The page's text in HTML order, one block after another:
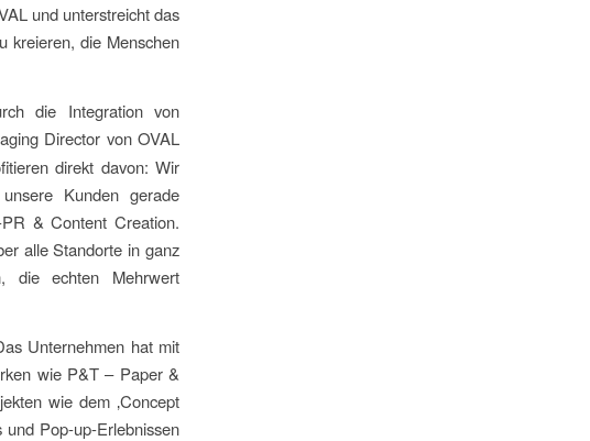
und unterstreicht das
kreieren, die Menschen
die Integration von
Director von OVAL
direkt davon: Wir
Kunden gerade
& Content Creation.
alle Standorte in ganz
die echten Mehrwert
Unternehmen hat mit
wie P&T – Paper &
wie dem ‚Concept
und Pop-up-Erlebnissen